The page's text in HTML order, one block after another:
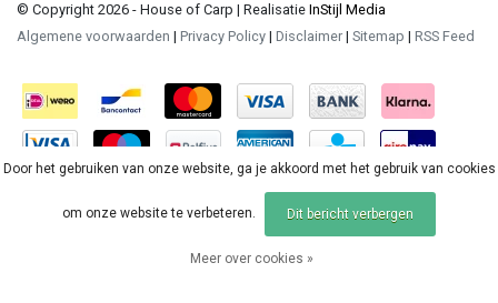
© Copyright 2026 - House of Carp | Realisatie InStijl Media
Algemene voorwaarden | Privacy Policy | Disclaimer | Sitemap | RSS Feed
Door het gebruiken van onze website, ga je akkoord met het gebruik van cookies
om onze website te verbeteren. Dit bericht verbergen
Meer over cookies »